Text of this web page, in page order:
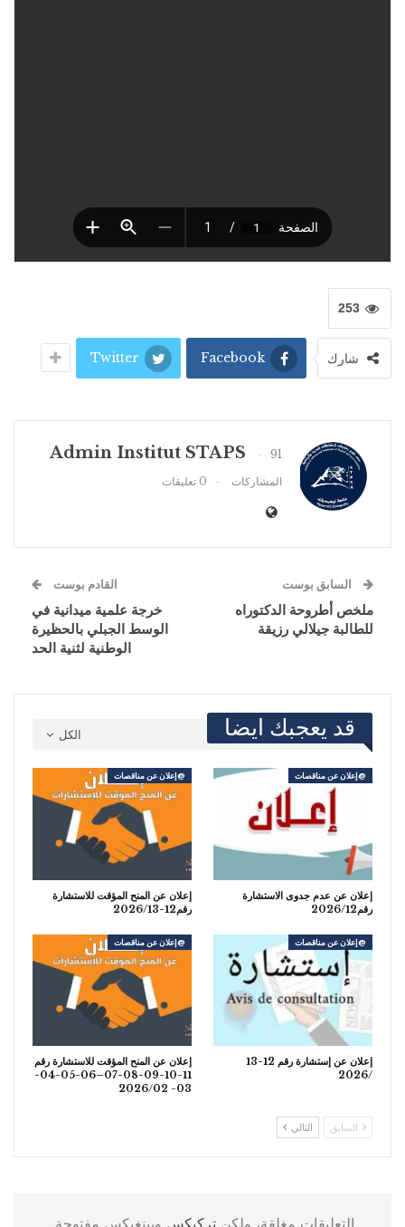
253
شارك Facebook
Twitter
Admin Institut STAPS
91
المشاركات
0 تعليقات
السابق بوست
ملخص أطروحة الدكتوراه
للطالبة جيلالي رزيقة
القادم بوست
خرجة علمية ميدانية في
الوسط الجبلي بالحظيرة
الوطنية لثنية الحد
الكل قد يعجبك ايضا
@إعلان عن مناقصات
إعلان عن عدم جدوى الاستشارة
رقم2026/12
@إعلان عن مناقصات
إعلان عن المنح المؤقت للاستشارة
رقم12-2026/13
@إعلان عن مناقصات
إعلان عن إستشارة رقم 12-13
/2026
@إعلان عن مناقصات
إعلان عن المنح المؤقت للاستشارة رقم
11-10-09-08-07–06-05-04-
03- 2026/02
السابق التالي
التعليقات مغلقة، ولكنتركبكس وبينغبكس مفتوحة.